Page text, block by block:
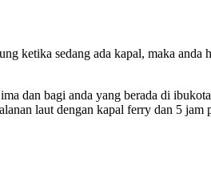
ketika sedang ada kapal, maka anda
dan bagi anda yang berada di
laut dengan kapal ferry dan 5 jam